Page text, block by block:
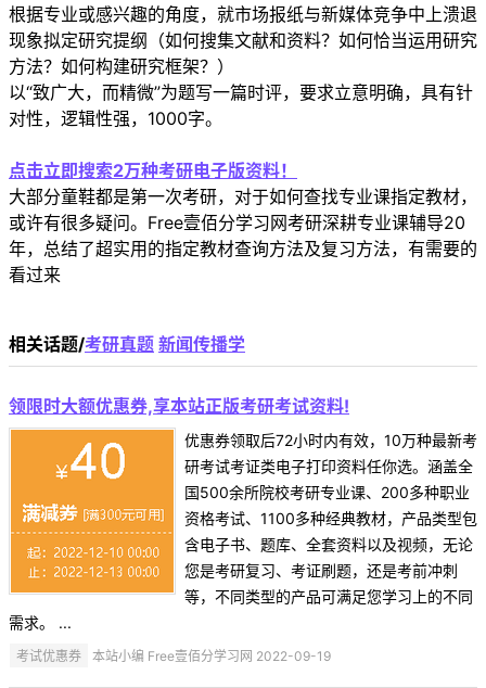
根据专业或感兴趣的角度，就市场报纸与新媒体竞争中上溃退
现象拟定研究提纲（如何搜集文献和资料？如何恰当运用研究
方法？如何构建研究框架？）
以“致广大，而精微”为题写一篇时评，要求立意明确，具有针
对性，逻辑性强，1000字。
点击立即搜索2万种考研电子版资料！
大部分童鞋都是第一次考研，对于如何查找专业课指定教材，
或许有很多疑问。Free壹佰分学习网考研深耕专业课辅导20
年，总结了超实用的指定教材查询方法及复习方法，有需要的
看过来
相关话题/考研真题 新闻传播学
领限时大额优惠券,享本站正版考研考试资料!
优惠券领取后72小时内有效，10万种最新考
研考试考证类电子打印资料任你选。涵盖全
国500余所院校考研专业课、200多种职业
资格考试、1100多种经典教材，产品类型包
含电子书、题库、全套资料以及视频，无论
您是考研复习、考证刷题，还是考前冲刺
等，不同类型的产品可满足您学习上的不同
需求。 ...
考试优惠券 本站小编 Free壹佰分学习网 2022-09-19